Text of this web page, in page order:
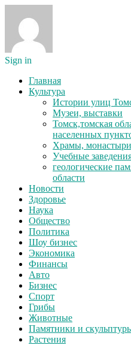
Sign in
Главная
Культура
Истории улиц
Музеи, выставки
Томск,томская
населенных
Храмы,
Учебные
геологические
области
Новости
Здоровье
Наука
Общество
Политика
Шоу бизнес
Экономика
Финансы
Авто
Бизнес
Спорт
Грибы
Животные
Памятники и
Растения